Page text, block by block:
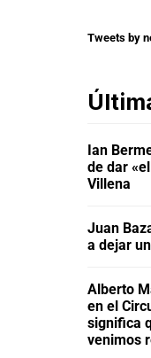
Tweets by
Ian
de dar
Villena
Juan
a dejar
Alberto
en el
significa
venimos